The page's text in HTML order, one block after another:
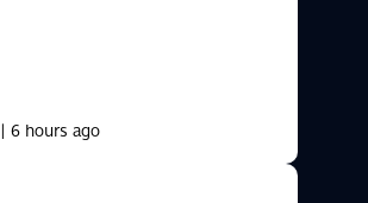
| 6 hours ago